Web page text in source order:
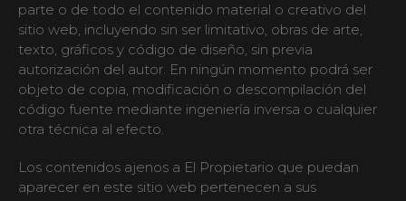
parte o de todo el contenido material o creativo del
sitio web, incluyendo sin ser limitativo, obras de arte,
texto, gráficos y código de diseño, sin previa
autorización del autor. En ningún momento podrá ser
objeto de copia, modificación o descompilación del
código fuente mediante ingeniería inversa o cualquier
otra técnica al efecto.
Los contenidos ajenos a El Propietario que puedan
aparecer en este sitio web pertenecen a sus